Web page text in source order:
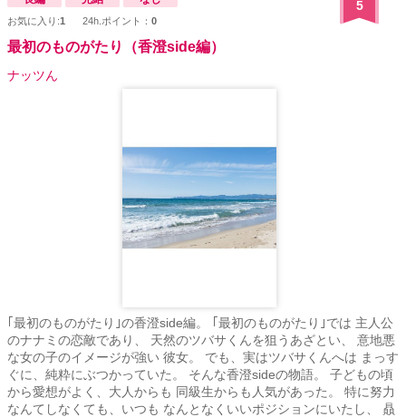
お気に入り:1 24h.ポイント： 0
5
最初のものがたり（香澄side編）
ナッツん
｢最初のものがたり｣の香澄side編。 ｢最初のものがたり｣では 主人公
のナナミの恋敵であり、 天然のツバサくんを狙うあざとい、 意地悪
な女の子のイメージが強い 彼女。 でも、実はツバサくんへは まっす
ぐに、純粋にぶつかっていた。 そんな香澄sideの物語。 子どもの頃
から愛想がよく、大人からも 同級生からも人気があった。 特に努力
なんてしなくても、いつも なんとなくいいポジションにいたし、 贔